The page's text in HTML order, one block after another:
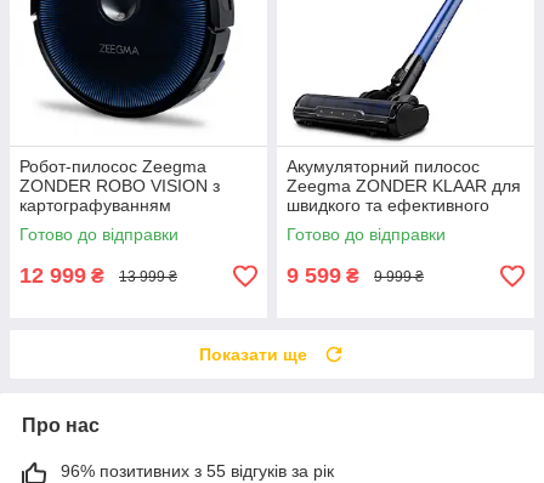
Робот-пилосос Zeegma
ZONDER ROBO VISION з
картографуванням
приміщення для
автоматичного прибирання
дому вдома
Готово до відправки
12 999 ₴ 13 999 ₴
Акумуляторний пилосос
Zeegma ZONDER KLAAR для
швидкого та ефективного
прибирання дому без зайвих
дротів
Готово до відправки
9 599 ₴ 9 999 ₴
Показати ще
Про нас
96% позитивних з 55 відгуків за рік